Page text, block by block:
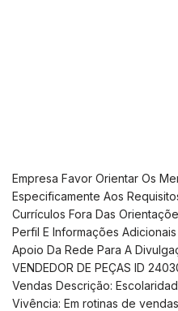
Empresa Favor Orientar Os
Especificamente Aos
Currículos Fora Das
Perfil E Informações
Apoio Da Rede Para A
VENDEDOR DE PEÇAS ID
Vendas Descrição:
Vivência: Em rotinas de